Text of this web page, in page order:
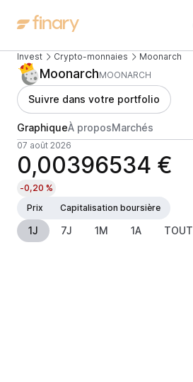
Invest Crypto-monnaies Moonarch
MoonarchMOONARCH
Suivre dans votre portfolio
GraphiqueÀ proposMarchés
07 août 2026
0,00396534 €
-0,20 %
Prix
Capitalisation boursière
1J 7J 1M 1A TOUT